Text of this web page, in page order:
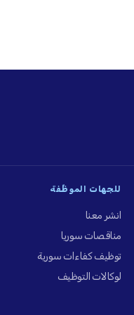
للجهات الموظِّفة
انشر معنا
مناقصات سوريا
توظيف كفاءات سورية
لوكالات التوظيف